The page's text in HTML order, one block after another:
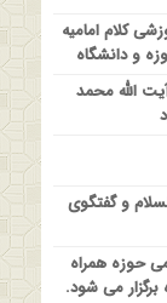
دین
کلام امامیه
و دانشگاه
الله محمد
و گفتگوی
حوزه همراه
برگزار می شود.